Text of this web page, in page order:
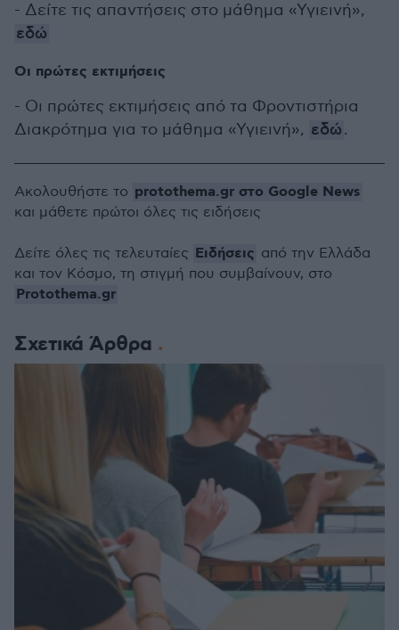
- Δείτε τις απαντήσεις στο μάθημα «Υγιεινή»,
εδώ
Οι πρώτες εκτιμήσεις
- Οι πρώτες εκτιμήσεις από τα Φροντιστήρια
Διακρότημα για το μάθημα «Υγιεινή», εδώ.
Σχετικά Άρθρα
Ακολουθήστε το protothema.gr στο Google News
και μάθετε πρώτοι όλες τις ειδήσεις
Δείτε όλες τις τελευταίες Ειδήσεις από την Ελλάδα
και τον Κόσμο, τη στιγμή που συμβαίνουν, στο
Protothema.gr